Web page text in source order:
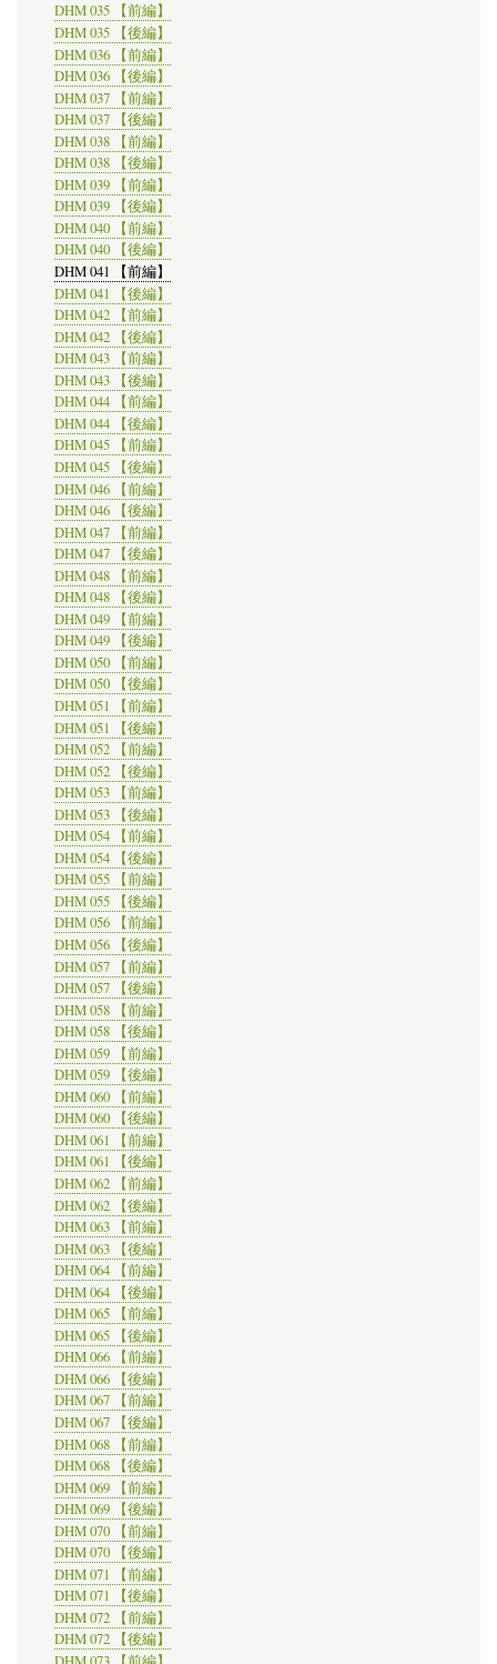
DHM 035 【前編】
DHM 035 【後編】
DHM 036 【前編】
DHM 036 【後編】
DHM 037 【前編】
DHM 037 【後編】
DHM 038 【前編】
DHM 038 【後編】
DHM 039 【前編】
DHM 039 【後編】
DHM 040 【前編】
DHM 040 【後編】
DHM 041 【前編】
DHM 041 【後編】
DHM 042 【前編】
DHM 042 【後編】
DHM 043 【前編】
DHM 043 【後編】
DHM 044 【前編】
DHM 044 【後編】
DHM 045 【前編】
DHM 045 【後編】
DHM 046 【前編】
DHM 046 【後編】
DHM 047 【前編】
DHM 047 【後編】
DHM 048 【前編】
DHM 048 【後編】
DHM 049 【前編】
DHM 049 【後編】
DHM 050 【前編】
DHM 050 【後編】
DHM 051 【前編】
DHM 051 【後編】
DHM 052 【前編】
DHM 052 【後編】
DHM 053 【前編】
DHM 053 【後編】
DHM 054 【前編】
DHM 054 【後編】
DHM 055 【前編】
DHM 055 【後編】
DHM 056 【前編】
DHM 056 【後編】
DHM 057 【前編】
DHM 057 【後編】
DHM 058 【前編】
DHM 058 【後編】
DHM 059 【前編】
DHM 059 【後編】
DHM 060 【前編】
DHM 060 【後編】
DHM 061 【前編】
DHM 061 【後編】
DHM 062 【前編】
DHM 062 【後編】
DHM 063 【前編】
DHM 063 【後編】
DHM 064 【前編】
DHM 064 【後編】
DHM 065 【前編】
DHM 065 【後編】
DHM 066 【前編】
DHM 066 【後編】
DHM 067 【前編】
DHM 067 【後編】
DHM 068 【前編】
DHM 068 【後編】
DHM 069 【前編】
DHM 069 【後編】
DHM 070 【前編】
DHM 070 【後編】
DHM 071 【前編】
DHM 071 【後編】
DHM 072 【前編】
DHM 072 【後編】